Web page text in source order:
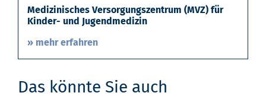
Medizinisches Versorgungszentrum (MVZ) für
Kinder- und Jugendmedizin
» mehr erfahren
Das könnte Sie auch